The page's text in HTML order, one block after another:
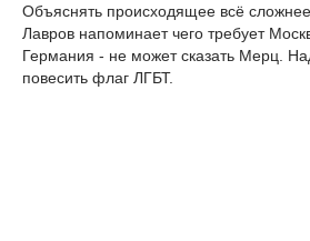
Объяснять происходящее всё
Лавров напоминает чего требует
Германия - не может сказать Мерц.
повесить флаг ЛГБТ.